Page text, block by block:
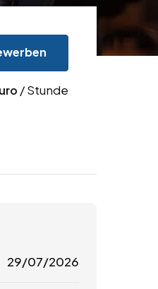
/ Stunde
29/07/2026